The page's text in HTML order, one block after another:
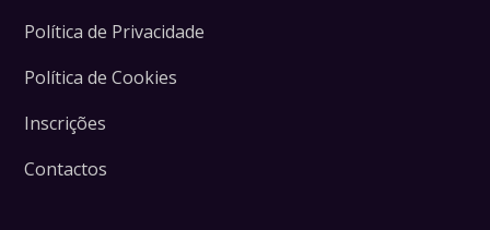
Política de Privacidade
Política de Cookies
Inscrições
Contactos